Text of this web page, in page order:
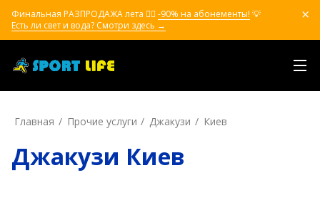
Финальная РАЗПРОДАЖА лета ❤️‍🔥 -90% на абонементы! 💡
Есть ли свет и вода? Смотри здесь →
Главная Прочие услуги Джакузи Киев
Джакузи Киев